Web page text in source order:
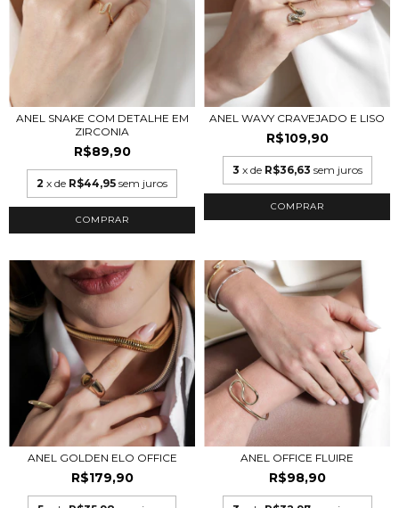
ANEL SNAKE COM DETALHE EM
ZIRCONIA
R$89,90
2 x de R$44,95 sem juros
COMPRAR
ANEL WAVY CRAVEJADO E LISO
R$109,90
3 x de R$36,63 sem juros
COMPRAR
ANEL GOLDEN ELO OFFICE
R$179,90
ANEL OFFICE FLUIRE
R$98,90